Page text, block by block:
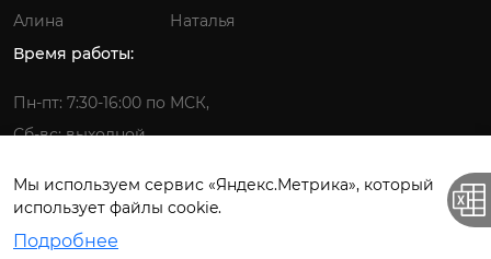
Алина
Наталья
Время работы:
Пн-пт: 7:30-16:00 по МСК,
Сб-вс: выходной
Фабрика детской одежды © 2026.
Мы используем сервис «Яндекс.Метрика», который
использует файлы cookie.
Подробнее